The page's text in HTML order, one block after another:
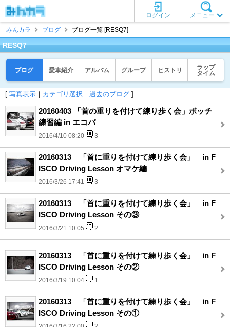
メニュー
ログイン
みんカラ
ブログ ブログ一覧 [RESQ7]
RESQ7
ブログ 愛車紹介 アルバム グループ ヒストリ
ラップ
タイム
[ 写真表示 ｜ カテゴリ選択 ｜ 過去のブログ ]
20160403 「首の重りを付けて練り歩く会」ボッチ
練習編 in エコパ
2016/4/10 08:20 3
20160313 「首に重りを付けて練り歩く会」 in F
ISCO Driving Lesson オマケ編
2016/3/26 17:41 3
20160313 「首に重りを付けて練り歩く会」 in F
ISCO Driving Lesson その③
2016/3/21 10:05 2
20160313 「首に重りを付けて練り歩く会」 in F
ISCO Driving Lesson その②
2016/3/19 10:04 1
20160313 「首に重りを付けて練り歩く会」 in F
ISCO Driving Lesson その①